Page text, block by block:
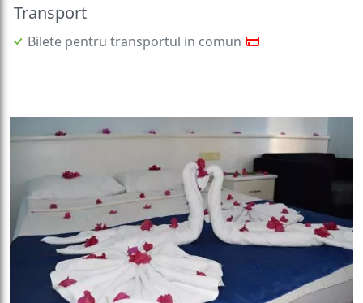
Transport
Bilete pentru transportul in comun